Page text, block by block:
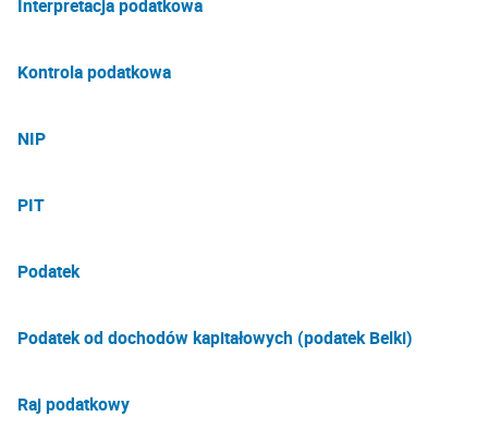
Interpretacja podatkowa
Kontrola podatkowa
NIP
PIT
Podatek
Podatek od dochodów kapitałowych (podatek Belki)
Raj podatkowy